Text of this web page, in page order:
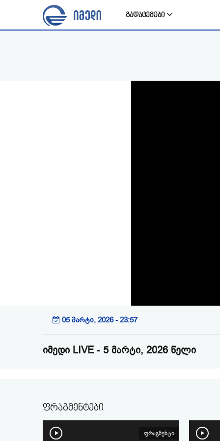
გადაცემები
05 მარტი, 2026 - 23:57
იმედი LIVE - 5 მარტი, 2026 წელი
ფრაგმენტები
ფრაგმენტი